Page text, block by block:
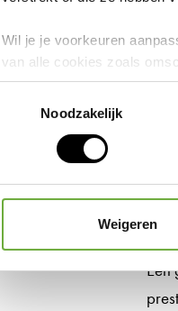
Wil je je voorkeuren
van alle cookies zoals
intrekken door middel van
Noodzakelijk
Weigeren
Een